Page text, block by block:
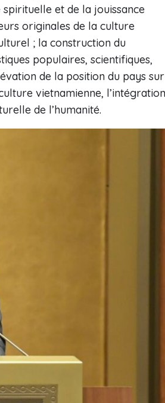
et de la jouissance
originales de la culture
; la construction du
populaires, scientifiques,
de la position du pays sur
vietnamienne, l’intégration
de l’humanité.